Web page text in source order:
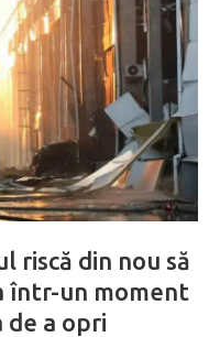
riscă din nou să
într-un moment
de a opri